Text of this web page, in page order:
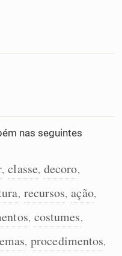
nas seguintes
, classe, decoro,
, recursos, ação,
, costumes,
, procedimentos,